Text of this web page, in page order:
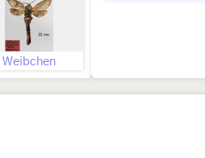
Weibchen